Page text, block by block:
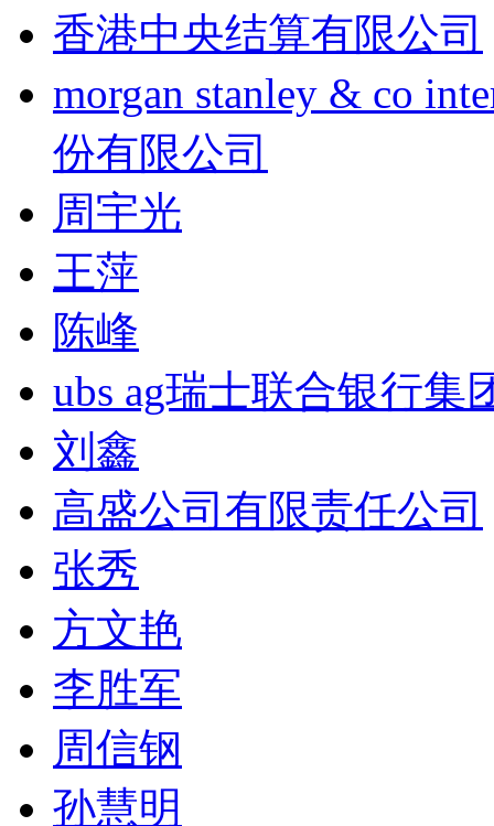
香港中央结算有限公司
morgan stanley & co
份有限公司
周宇光
王萍
陈峰
ubs ag瑞士联合银行集
刘鑫
高盛公司有限责任公司
张秀
方文艳
李胜军
周信钢
孙慧明